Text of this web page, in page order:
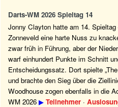
Darts-WM 2026 Spieltag 14
Jonny Clayton hatte am 14.
Zonneveld eine harte Nuss zu
zwar früh in Führung, aber der
warf einhundert Punkte im Schnitt
Entscheidungssatz. Dort spielte
und brachte den Sieg über die
Woodhouse zogen ebenfalls in die
WM 2026 ▶ Teilnehmer ·